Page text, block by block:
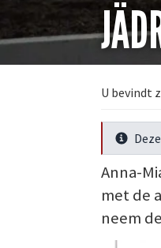
U bevindt
Meer
Anna-
met de
neem